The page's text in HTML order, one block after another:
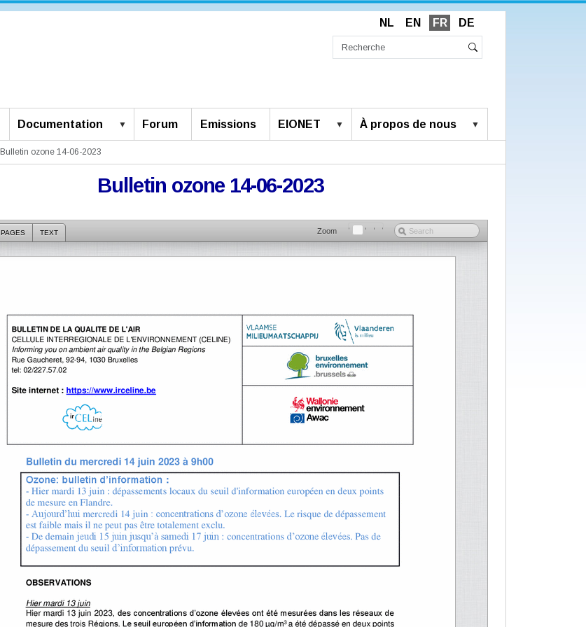
NL EN FR DE
Documentation Forum Emissions EIONET À propos de nous
Bulletin ozone 14-06-2023
Bulletin ozone 14-06-2023
PAGES TEXT Zoom